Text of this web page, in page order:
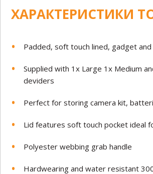
ХАРАКТЕРИСТИКИ
Padded, soft touch lined, gadget
Supplied with 1x Large 1x Medium
deviders
Perfect for storing camera kit,
Lid features soft touch pocket ideal
Polyester webbing grab handle
Hardwearing and water resistant